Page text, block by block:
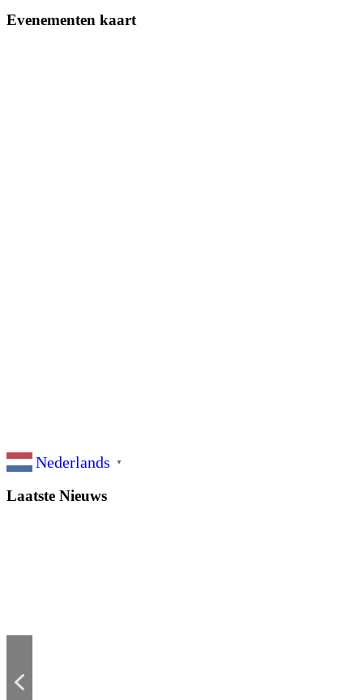
Evenementen kaart
Nederlands ▼
Laatste Nieuws